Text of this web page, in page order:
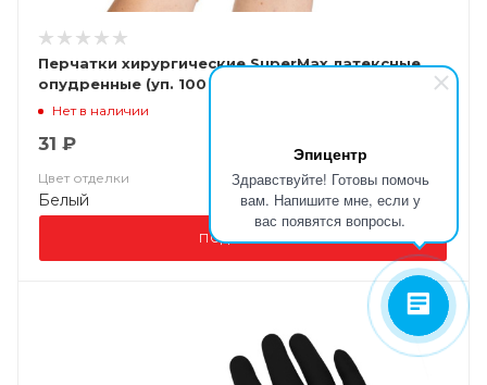
Эпицентр
Здравствуйте! Готовы помочь
вам. Напишите мне, если у
вас появятся вопросы.
Перчатки хирургические SuperMax латексные
опудренные (уп. 100 шт)
Нет в наличии
31 ₽
Цвет отделки
Белый
ПОДРОБНЕЕ